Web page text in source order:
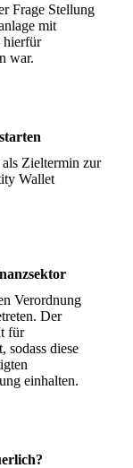
Frage Stellung
mit
hierfür
war.
Zieltermin zur
Wallet
Verordnung
Der
für
sodass diese
einhalten.